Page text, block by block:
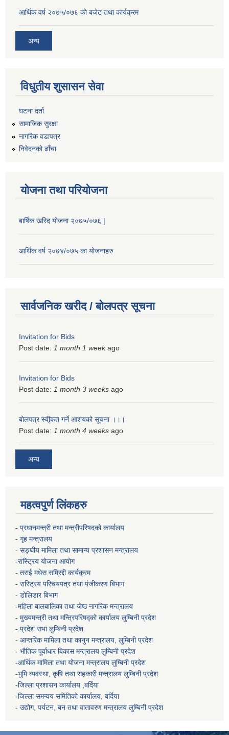
आर्थिक वर्ष २०७५/०७६ को बजेट तथा कार्यक्रम
अन्य
विधुतीय शुसासन सेवा
घटना दर्ता
सामाजिक सुरक्षा
नागरिक वडापत्र
निवेदनको ढाँचा
योजना तथा परियोजना
बार्षिक खरिद योजना २०७५/०७६ |
आर्थिक वर्ष २०७४/०७५ का योजनाहरु
सार्वजनिक खरीद / बोलपत्र सूचना
Invitation for Bids
Post date: 1 month 1 weekago
Invitation for Bids
Post date: 1 month 3 weeks ago
बोलपत्र स्वीृकत गर्ने आशयको सूचना ।।।
Post date: 1 month 4 weeks ago
अन्य
महत्वपुर्ण लिंकहरु
- प्रधानमन्त्री तथा मन्त्रीपरिषदको कार्यालय
- गृह मन्त्रालय
- सङ्घीय मामिला तथा सामान्य प्रशासन मन्त्रालय
-रास्ट्रिय योजना आयोग
- तराई मधेस सम्रिद्दी कार्यक्रम
- रास्ट्रिय परिचयपत्र तथा पंजीकरण बिभाग
- डोलिडार बिभाग
-महिला बालबालिका तथा जेष्ठ नागरिक मन्त्रालय
- मुख्यमन्त्री तथा मन्त्रिपरिषद्को कार्यालय लुम्बिनी प्रदेश
- प्रदेश सभा लुम्बिनी प्रदेश
- आन्तरिक मामिला तथा कानुन मन्त्रालय, लुम्बिनी प्रदेश
- भौतिक पूर्वाधार बिकास मन्त्रालय लुम्बिनी प्रदेश
-आर्थिक मामिला तथा योजना मन्त्रालय लुम्बिनी प्रदेश
-भुमि व्यवस्था, कृषि तथा सहकारी मन्त्रालय लुम्बिनी प्रदेश
-जिल्ला प्रशासन कार्यालय ,बर्दिया
-जिल्ला समन्वय समितिको कार्यालय, बर्दिया
- उद्योग, पर्यटन, बन तथा वातावरण मन्त्रालय लुम्बिनी प्रदेश